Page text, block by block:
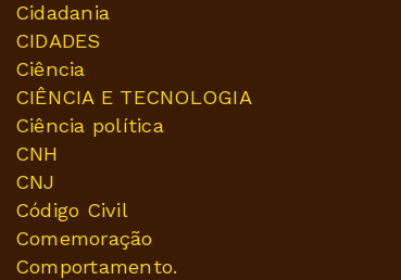
Cidadania
CIDADES
Ciência
CIÊNCIA E TECNOLOGIA
Ciência política
CNH
CNJ
Código Civil
Comemoração
Comportamento.